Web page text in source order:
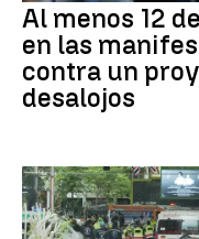
Al menos 12
en las
contra un
desalojos